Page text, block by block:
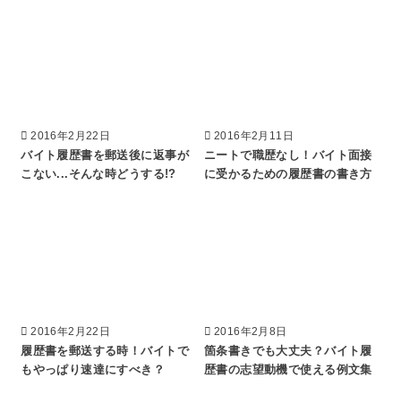
2016年2月22日
バイト履歴書を郵送後に返事が
こない...そんな時どうする!?
2016年2月11日
ニートで職歴なし！バイト面接
に受かるための履歴書の書き方
2016年2月22日
履歴書を郵送する時！バイトで
もやっぱり速達にすべき？
2016年2月8日
箇条書きでも大丈夫？バイト履
歴書の志望動機で使える例文集